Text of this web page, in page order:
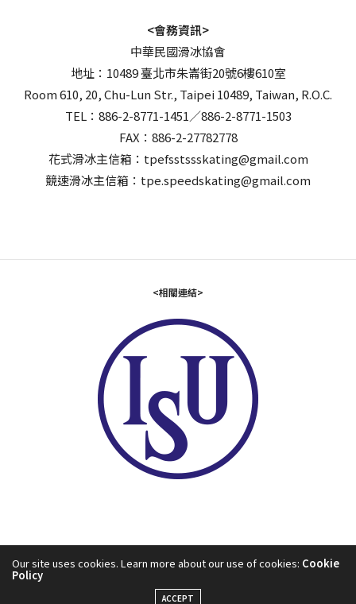
活動日期:2026/10/30-11/1
活動名稱:2026/27 ISU短道競速滑冰世界巡迴賽-第二站
舉辦地點:加拿大蒙特羅
活動日期:2026/11/6-11/8
活動名稱:2026/27 ISU短道競速滑冰青年世界盃-第一站
舉辦地點:義大利博爾米奧
活動日期:2026/11/12-11/14
活動名稱:2026/27 ISU短道競速滑冰青年世界盃-第二站
活動名稱:2026 ISU大道競速滑冰世界盃-第一站
活動名稱:2026 ISU大道競速滑冰世界盃-第二站
舉辦地點:日本帶廣
活動日期:2026/11/23
活動名稱:115年全國短道競速滑冰秋冬季錦標賽
舉辦地點:台北小巨蛋副館
活動日期:2026/11/27-11/29
活動名稱:2026/27 ISU短道競速滑冰世界巡迴賽-第四站
舉辦地點:中國上海
舉辦地點:加拿大魁北克
活動名稱:2026/27 ISU短道競速滑冰世界巡迴賽-第五站
<會務資訊>
中華民國滑冰協會
地址：10489 臺北市朱崙街20號6樓610室
Room 610, 20, Chu-Lun Str., Taipei 10489, Taiwan, R.O.C.
TEL：886-2-8771-1451／886-2-8771-1503
FAX：886-2-27782778
花式滑冰主信箱：tpefsstssskating@gmail.com
競速滑冰主信箱：tpe.speedskating@gmail.com
<相關連結>
Our site uses cookies. Learn more about our use of cookies: Cookie
Policy
ACCEPT